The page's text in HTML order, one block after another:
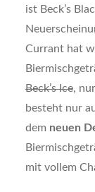
ist Beck’s
Currant hat
Beck’s Ice, nur
besteht nur
dem neuen
mit vollem